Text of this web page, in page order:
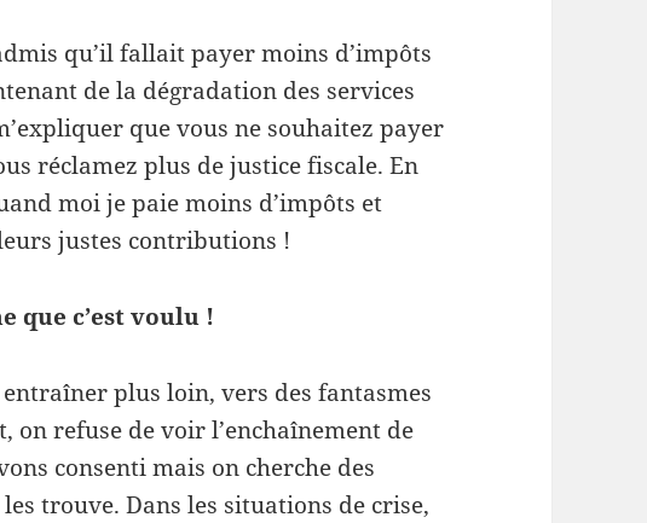
qu’il fallait payer moins d’impôts
de la dégradation des services
que vous ne souhaitez payer
réclamez plus de justice fiscale. En
moi je paie moins d’impôts et
justes contributions !
que c’est voulu !
plus loin, vers des fantasmes
on refuse de voir l’enchaînement de
consenti mais on cherche des
trouve. Dans les situations de crise,